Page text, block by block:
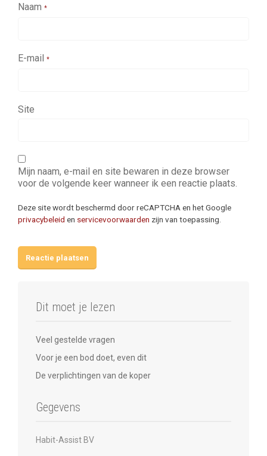
Naam *
E-mail *
Site
Mijn naam, e-mail en site bewaren in deze browser
voor de volgende keer wanneer ik een reactie plaats.
Deze site wordt beschermd door reCAPTCHA en het Google
privacybeleid en servicevoorwaarden zijn van toepassing.
Dit moet je lezen
Veel gestelde vragen
Voor je een bod doet, even dit
De verplichtingen van de koper
Gegevens
Habit-Assist BV